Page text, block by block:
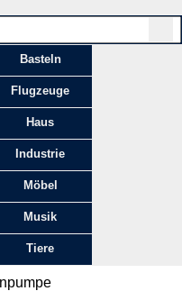
Basteln
Flugzeuge
Haus
Industrie
Möbel
Musik
Tiere